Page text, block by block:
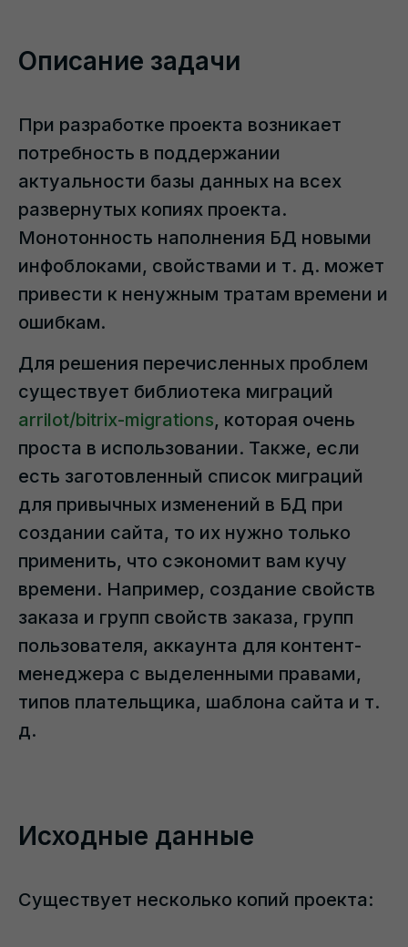
Описание задачи
При разработке проекта возникает
потребность в поддержании
актуальности базы данных на всех
развернутых копиях проекта.
Монотонность наполнения БД новыми
инфоблоками, свойствами и т. д. может
привести к ненужным тратам времени и
ошибкам.
Для решения перечисленных проблем
существует библиотека миграций
arrilot/bitrix-migrations, которая очень
проста в использовании. Также, если
есть заготовленный список миграций
для привычных изменений в БД при
создании сайта, то их нужно только
применить, что сэкономит вам кучу
времени. Например, создание свойств
заказа и групп свойств заказа, групп
пользователя, аккаунта для контент-
менеджера с выделенными правами,
типов плательщика, шаблона сайта и т.
д.
Исходные данные
Существует несколько копий проекта: